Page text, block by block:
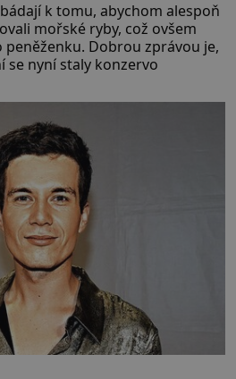
k tomu, abychom alespoň
mořské ryby, což ovšem
Dobrou zprávou je,
se nyní staly konzervo